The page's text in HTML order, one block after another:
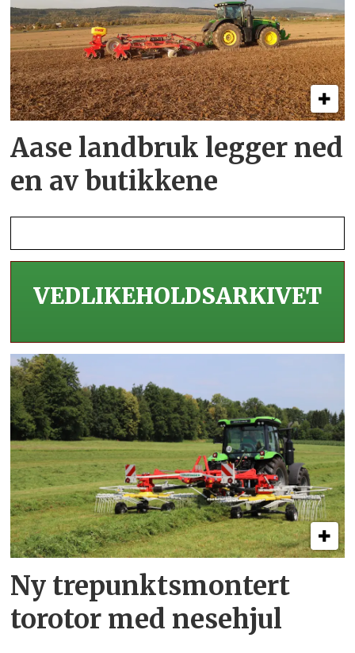
Aase landbruk legger ned
en av butikkene
VEDLIKEHOLDS­ARKIVET
Ny trepunkts­montert
torotor med nesehjul